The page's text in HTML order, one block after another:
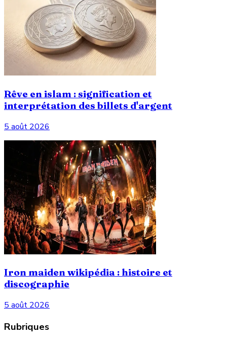
Rêve en islam : signification et
interprétation des billets d'argent
5 août 2026
Iron maiden wikipédia : histoire et
discographie
5 août 2026
Rubriques